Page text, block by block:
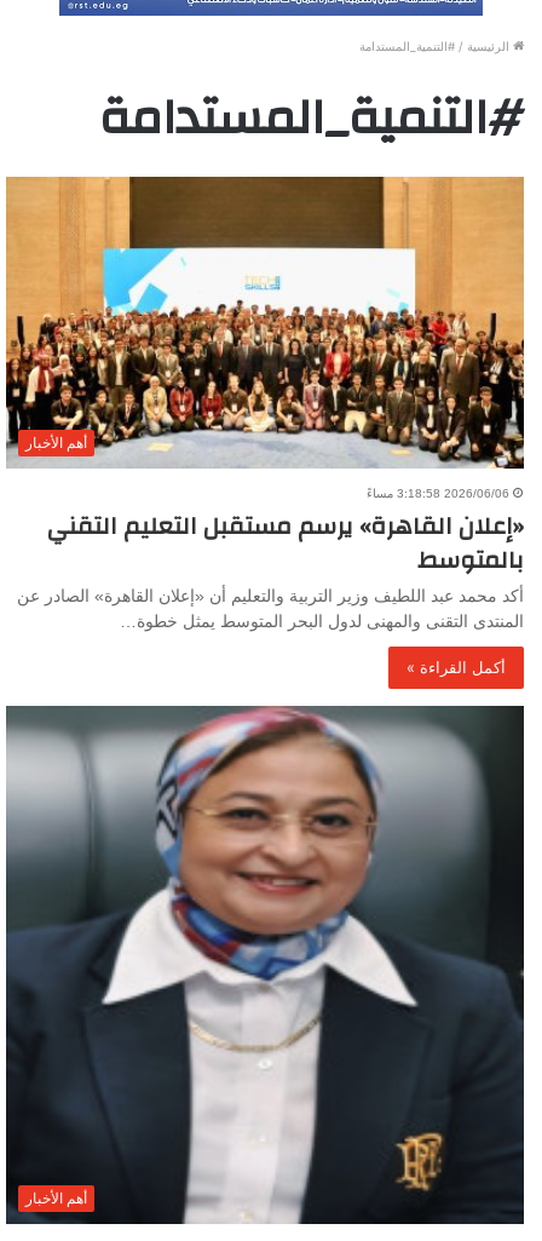
الرئيسية / #التنمية_المستدامة
#التنمية_المستدامة
أهم الأخبار
2026/06/06 3:18:58 مساءً
«إعلان القاهرة» يرسم مستقبل التعليم التقني
بالمتوسط
أكد محمد عبد اللطيف وزير التربية والتعليم أن «إعلان القاهرة» الصادر عن
المنتدى التقنى والمهنى لدول البحر المتوسط يمثل خطوة…
أكمل القراءة »
أهم الأخبار